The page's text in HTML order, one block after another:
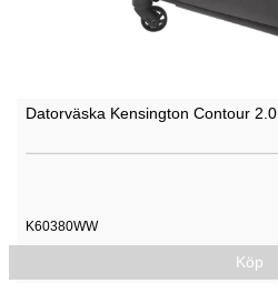
Datorväska Kensington Contour 2.0
K60380WW
Köp